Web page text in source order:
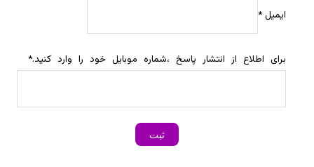
ایمیل*
برای اطلاع از انتشار پاسخ ،شماره موبایل خود را وارد کنید.*